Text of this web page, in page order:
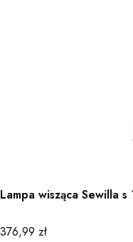
Lampa wisząca Sewilla s
Cena
376,99 zł